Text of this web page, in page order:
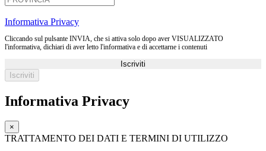
Informativa Privacy
Cliccando sul pulsante INVIA, che si attiva solo dopo aver VISUALIZZATO
l'informativa, dichiari di aver letto l'informativa e di accettarne i contenuti
Iscriviti
Informativa Privacy
×
TRATTAMENTO DEI DATI E TERMINI DI UTILIZZO